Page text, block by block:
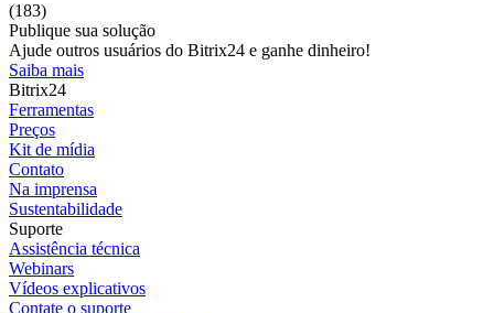
(183)
Publique sua solução
Ajude outros usuários do Bitrix24 e ganhe dinheiro!
Saiba mais
Bitrix24
Ferramentas
Preços
Kit de mídia
Contato
Na imprensa
Sustentabilidade
Suporte
Assistência técnica
Webinars
Vídeos explicativos
Contate o suporte